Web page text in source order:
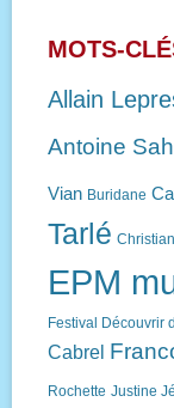
MOTS-
Allain
Antoine
Vian Buridane
Tarlé
EPM
Festival Découvrir
Cabrel
Rochette Justine